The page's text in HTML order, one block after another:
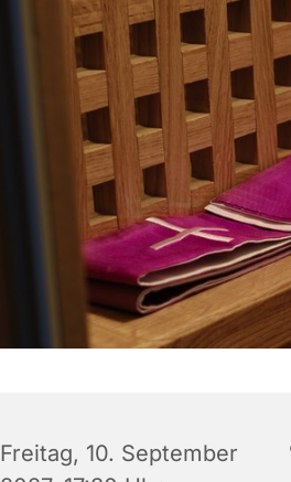
Freitag, 10. September